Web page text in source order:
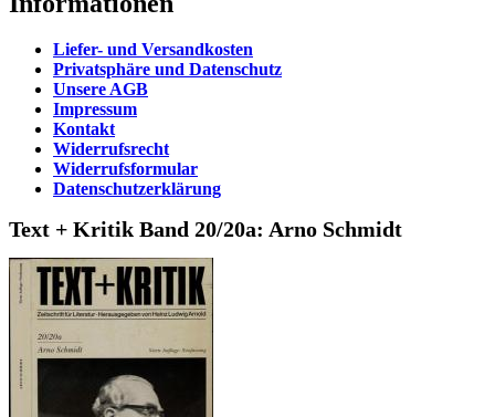
Liefer- und Versandkosten
Privatsphäre und Datenschutz
Unsere AGB
Impressum
Kontakt
Widerrufsrecht
Widerrufsformular
Datenschutzerklärung
Text + Kritik Band 20/20a: Arno Schmidt